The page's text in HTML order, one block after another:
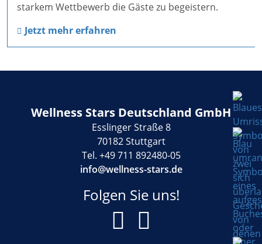
starkem Wettbewerb die Gäste zu begeistern.
Jetzt mehr erfahren
Wellness Stars Deutschland GmbH
Esslinger Straße 8
70182 Stuttgart
Tel. +49 711 892480-05
info@wellness-stars.de
Folgen Sie uns!